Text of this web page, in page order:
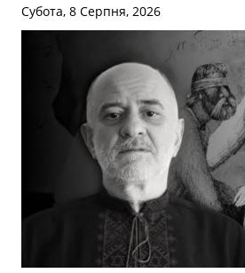
Субота, 8 Серпня, 2026